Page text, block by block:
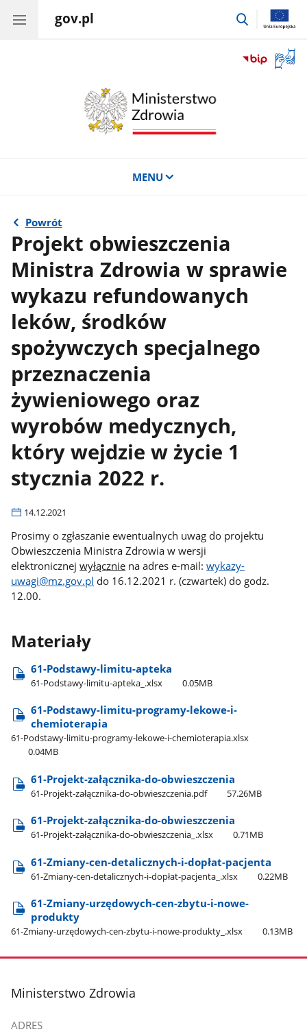
gov.pl
przejdź
okno
MENU
Powrót
Projekt obwieszczenia
Ministra Zdrowia w sprawie
wykazu refundowanych
leków, środków
spożywczych specjalnego
przeznaczenia
żywieniowego oraz
wyrobów medycznych,
który wejdzie w życie 1
stycznia 2022 r.
14.12.2021
Prosimy o zgłaszanie ewentualnych uwag do projektu
Obwieszczenia Ministra Zdrowia w wersji
elektronicznejwyłącznie na adres e-mail:wykazy-
uwagi@mz.gov.pl do 16.12.2021 r. (czwartek) do godz.
12.00.
Materiały
61-Podstawy-limitu-apteka
61-Podstawy-limitu-apteka​_.xlsx 0.05MB
61-Podstawy-limitu-programy-lekowe-i-
chemioterapia
61-Podstawy-limitu-programy-lekowe-i-chemioterapia.xlsx
0.04MB
61-Projekt-załącznika-do-obwieszczenia
61-Projekt-załącznika-do-obwieszczenia.pdf 57.26MB
61-Projekt-załącznika-do-obwieszczenia
61-Projekt-załącznika-do-obwieszczenia​_.xlsx 0.71MB
61-Zmiany-cen-detalicznych-i-dopłat-pacjenta
61-Zmiany-cen-detalicznych-i-dopłat-pacjenta​_.xlsx 0.22MB
61-Zmiany-urzędowych-cen-zbytu-i-nowe-
produkty
61-Zmiany-urzędowych-cen-zbytu-i-nowe-produkty​_.xlsx 0.13MB
stopka
Ministerstwo Zdrowia
ADRES